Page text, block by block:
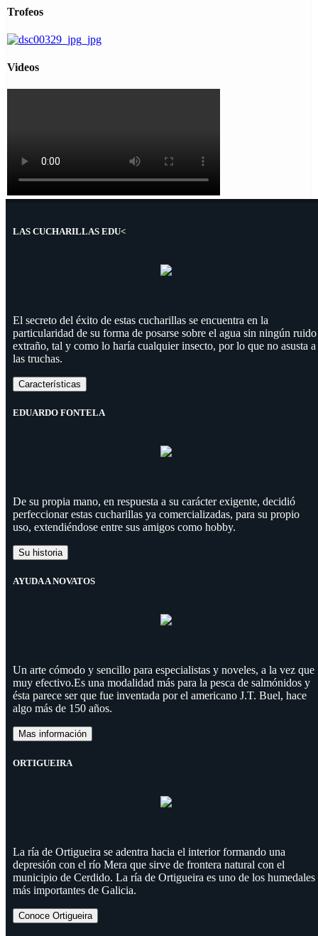
Trofeos
Videos
LAS CUCHARILLAS EDU<
El secreto del éxito de estas cucharillas se encuentra en la
particularidad de su forma de posarse sobre el agua sin ningún ruido
extraño, tal y como lo haría cualquier insecto, por lo que no asusta a
las truchas.
Características
EDUARDO FONTELA
De su propia mano, en respuesta a su carácter exigente, decidió
perfeccionar estas cucharillas ya comercializadas, para su propio
uso, extendiéndose entre sus amigos como hobby.
Su historia
AYUDA A NOVATOS
Un arte cómodo y sencillo para especialistas y noveles, a la vez que
muy efectivo.Es una modalidad más para la pesca de salmónidos y
ésta parece ser que fue inventada por el americano J.T. Buel, hace
algo más de 150 años.
Mas información
ORTIGUEIRA
La ría de Ortigueira se adentra hacia el interior formando una
depresión con el río Mera que sirve de frontera natural con el
municipio de Cerdido. La ría de Ortigueira es uno de los humedales
más importantes de Galicia.
Conoce Ortigueira